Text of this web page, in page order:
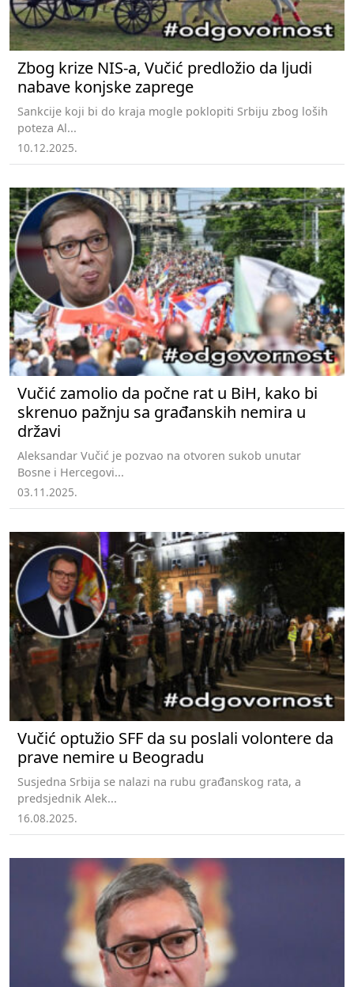
Zbog krize NIS-a, Vučić predložio da ljudi
nabave konjske zaprege
Sankcije koji bi do kraja mogle poklopiti Srbiju zbog loših
poteza Al...
10.12.2025.
Vučić zamolio da počne rat u BiH, kako bi
skrenuo pažnju sa građanskih nemira u
državi
Aleksandar Vučić je pozvao na otvoren sukob unutar
Bosne i Hercegovi...
03.11.2025.
Vučić optužio SFF da su poslali volontere da
prave nemire u Beogradu
Susjedna Srbija se nalazi na rubu građanskog rata, a
predsjednik Alek...
16.08.2025.